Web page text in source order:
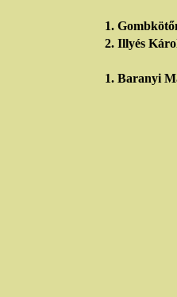
1.
2. Illyés
1. Baranyi